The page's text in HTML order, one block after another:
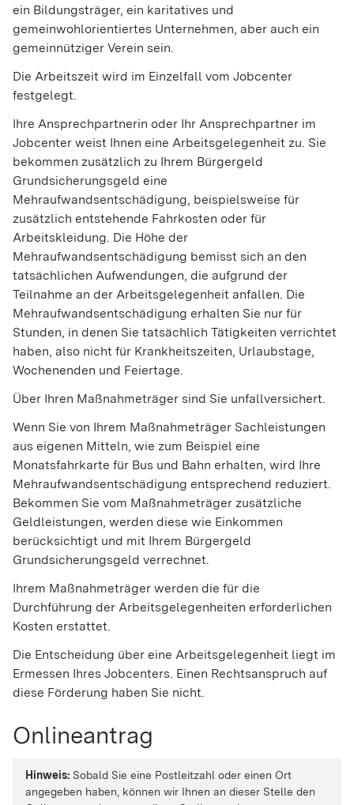
ein Bildungsträger, ein karitatives und
gemeinwohlorientiertes Unternehmen, aber auch ein
gemeinnütziger Verein sein.
Die Arbeitszeit wird im Einzelfall vom Jobcenter
festgelegt.
Ihre Ansprechpartnerin oder Ihr Ansprechpartner im
Jobcenter weist Ihnen eine Arbeitsgelegenheit zu. Sie
bekommen zusätzlich zu Ihrem Bürgergeld
Grundsicherungsgeld eine
Mehraufwandsentschädigung, beispielsweise für
zusätzlich entstehende Fahrkosten oder für
Arbeitskleidung. Die Höhe der
Mehraufwandsentschädigung bemisst sich an den
tatsächlichen Aufwendungen, die aufgrund der
Teilnahme an der Arbeitsgelegenheit anfallen. Die
Mehraufwandsentschädigung erhalten Sie nur für
Stunden, in denen Sie tatsächlich Tätigkeiten verrichtet
haben, also nicht für Krankheitszeiten, Urlaubstage,
Wochenenden und Feiertage.
Über Ihren Maßnahmeträger sind Sie unfallversichert.
Wenn Sie von Ihrem Maßnahmeträger Sachleistungen
aus eigenen Mitteln, wie zum Beispiel eine
Monatsfahrkarte für Bus und Bahn erhalten, wird Ihre
Mehraufwandsentschädigung entsprechend reduziert.
Bekommen Sie vom Maßnahmeträger zusätzliche
Geldleistungen, werden diese wie Einkommen
berücksichtigt und mit Ihrem Bürgergeld
Grundsicherungsgeld verrechnet.
Ihrem Maßnahmeträger werden die für die
Durchführung der Arbeitsgelegenheiten erforderlichen
Kosten erstattet.
Die Entscheidung über eine Arbeitsgelegenheit liegt im
Ermessen Ihres Jobcenters. Einen Rechtsanspruch auf
diese Förderung haben Sie nicht.
Onlineantrag
Hinweis: Sobald Sie eine Postleitzahl oder einen Ort
angegeben haben, können wir Ihnen an dieser Stelle den